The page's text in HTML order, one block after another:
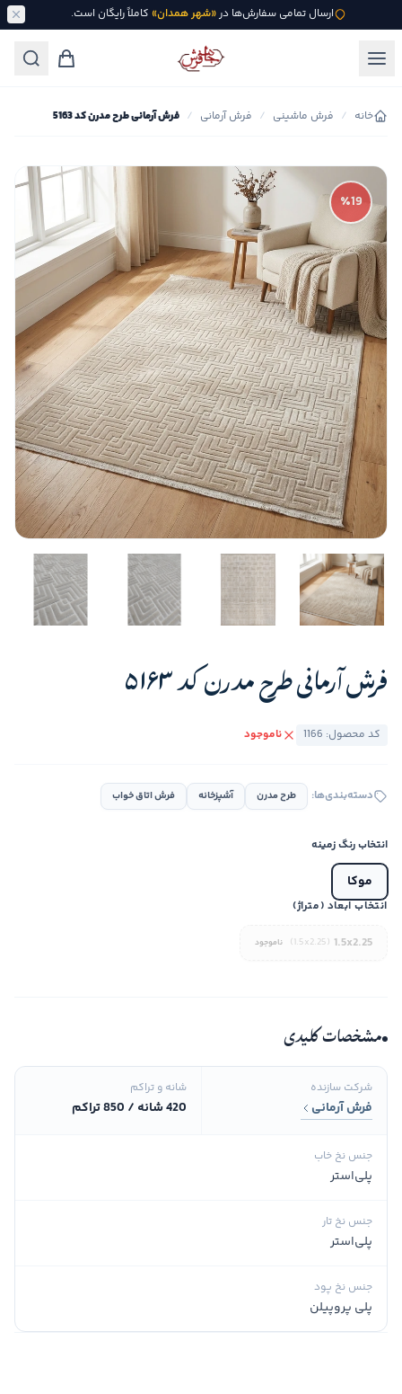
ارسال تمامی سفارش‌ها در«شهر همدان» کاملاً رایگان است.
خانه / فرش ماشینی / فرش آرمانی / فرش آرمانی طرح مدرن کد 5163
٪19
فرش آرمانی طرح مدرن کد 5163
کد محصول: 1166 ناموجود
دسته‌بندی‌ها: طرح مدرن آشپزخانه فرش اتاق خواب
انتخاب رنگ زمینه
موکا
انتخاب ابعاد (متراژ)
1.5x2.25
(1.5x2.25) ناموجود
مشخصات کلیدی
شرکت سازنده
فرش آرمانی
شانه و تراکم
420 شانه / 850 تراکم
جنس نخ خاب
پلی‌استر
جنس نخ تار
پلی‌استر
جنس نخ پود
پلی پروپیلن